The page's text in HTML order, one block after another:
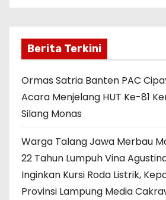
Berita Terkini
Ormas Satria Banten PAC
Acara Menjelang HUT Ke-81
Silang Monas
Warga Talang Jawa Merbau
22 Tahun Lumpuh Vina
Inginkan Kursi Roda Listrik,
Provinsi Lampung Media